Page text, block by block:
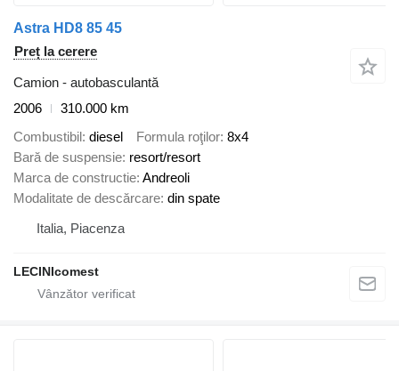
Astra HD8 85 45
Preț la cerere
Camion - autobasculantă
2006
310.000 km
Combustibil diesel Formula roţilor 8x4
Bară de suspensie resort/resort
Marca de constructie Andreoli
Modalitate de descărcare din spate
Italia, Piacenza
LECINIcomest